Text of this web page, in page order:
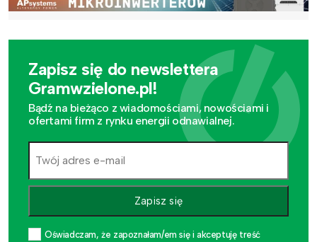
Zapisz się do newslettera
Gramwzielone.pl!
Bądź na bieżąco z wiadomościami, nowościami i
ofertami firm z rynku energii odnawialnej.
Zapisz się
Oświadczam, że zapoznałam/em się i akceptuję treść